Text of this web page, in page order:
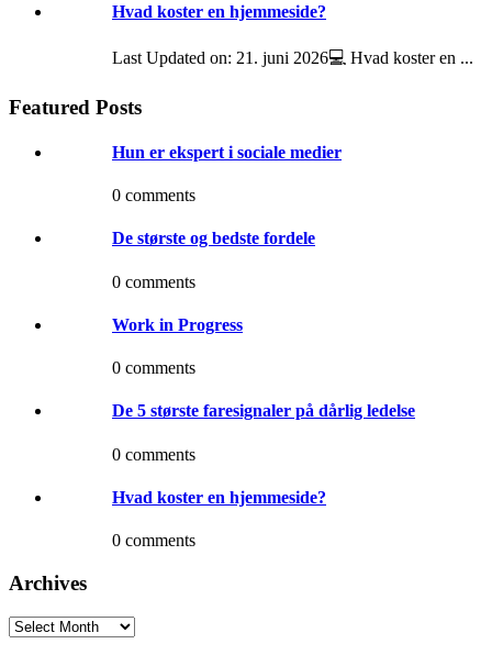
Hvad koster en hjemmeside?
Last Updated on: 21. juni 2026💻 Hvad koster en ...
Featured Posts
Hun er ekspert i sociale medier
0 comments
De største og bedste fordele
0 comments
Work in Progress
0 comments
De 5 største faresignaler på dårlig ledelse
0 comments
Hvad koster en hjemmeside?
0 comments
Archives